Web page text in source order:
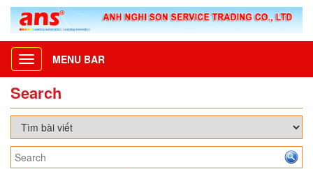
Toggle
navigation
MENU BAR
Search